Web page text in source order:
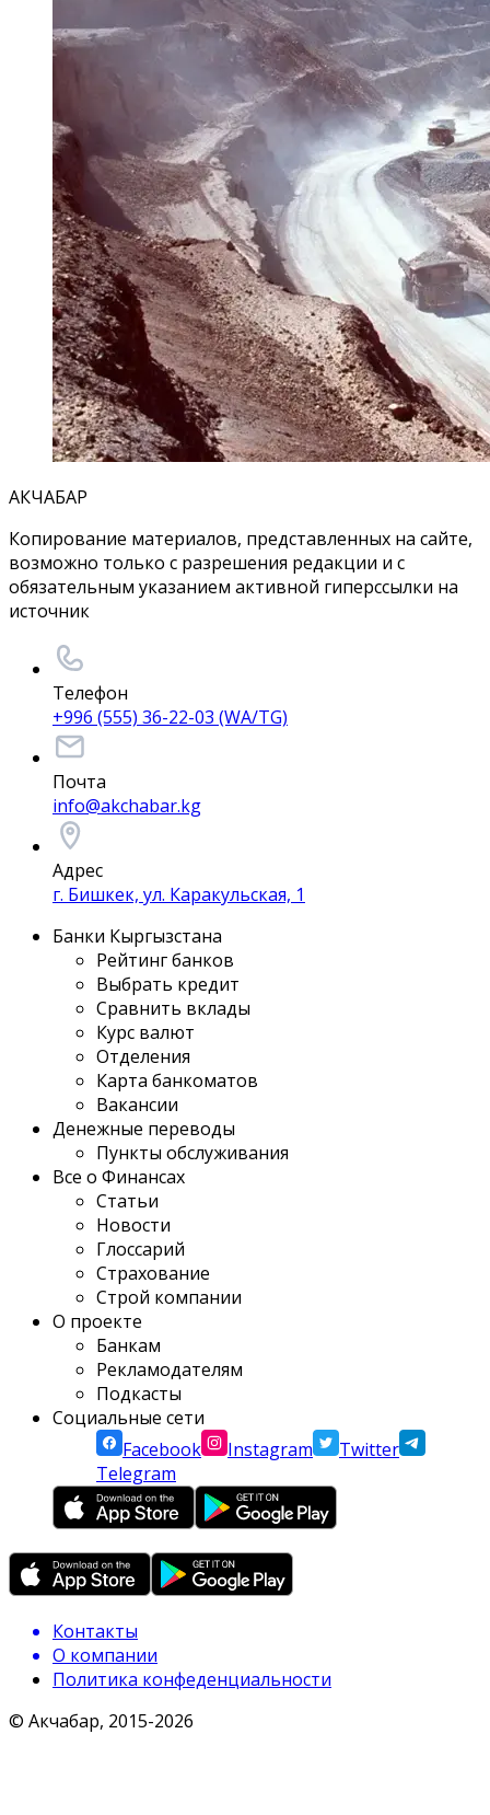
АКЧАБАР
Копирование материалов, представленных на сайте,
возможно только с разрешения редакции и с
обязательным указанием активной гиперссылки на
источник
Телефон
+996 (555) 36-22-03 (WA/TG)
Почта
info@akchabar.kg
Адрес
г. Бишкек, ул. Каракульская, 1
Банки Кыргызстана
Рейтинг банков
Выбрать кредит
Сравнить вклады
Курс валют
Отделения
Карта банкоматов
Вакансии
Денежные переводы
Пункты обслуживания
Все о Финансах
Статьи
Новости
Глоссарий
Страхование
Строй компании
О проекте
Банкам
Рекламодателям
Подкасты
Социальные сети
Facebook
Instagram
Twitter
Telegram
Контакты
О компании
Политика конфеденциальности
© Акчабар, 2015-2026